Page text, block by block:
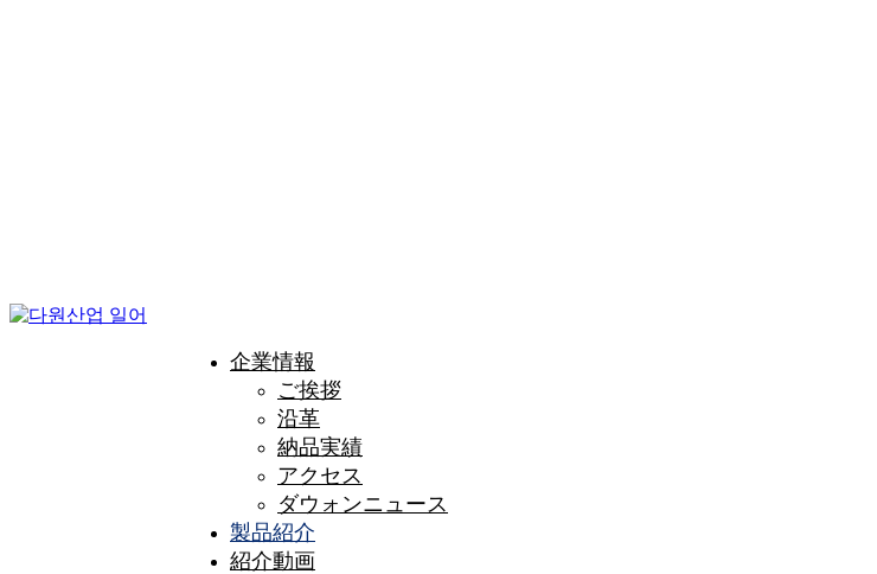
企業情報
ご挨拶
沿革
納品実績
アクセス
ダウォンニュース
製品紹介
紹介動画